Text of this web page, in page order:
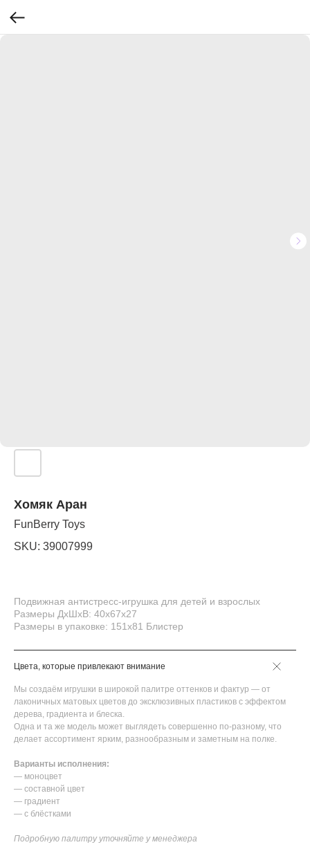
Хомяк Аран
FunBerry Toys
SKU: 39007999
Подвижная антистресс-игрушка для детей и взрослых
Размеры ДхШхВ: 40х67х27
Размеры в упаковке: 151х81 Блистер
Цвета, которые привлекают внимание
Мы создаём игрушки в широкой палитре оттенков и фактур — от
лаконичных матовых цветов до эксклюзивных пластиков с эффектом
дерева, градиента и блеска.
Одна и та же модель может выглядеть совершенно по-разному, что
делает ассортимент ярким, разнообразным и заметным на полке.
Варианты исполнения:
— моноцвет
— составной цвет
— градиент
— с блёстками
Подробную палитру уточняйте у менеджера